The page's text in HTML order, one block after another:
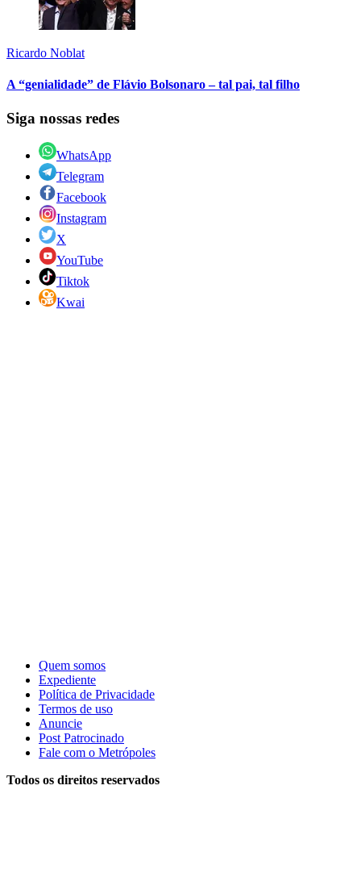
Ricardo Noblat
A “genialidade” de Flávio Bolsonaro – tal pai, tal filho
Siga nossas redes
WhatsApp
Telegram
Facebook
Instagram
X
YouTube
Tiktok
Kwai
Quem somos
Expediente
Política de Privacidade
Termos de uso
Anuncie
Post Patrocinado
Fale com o Metrópoles
Todos os direitos reservados